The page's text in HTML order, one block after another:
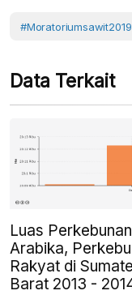
#Moratoriumsawit2019
Data Terkait
Luas
Arabika,
Rakyat di
Barat 2013 -